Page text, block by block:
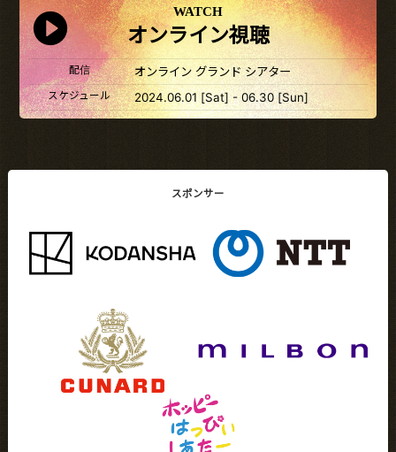
WATCH
オンライン視聴
配信 オンライン グランド シアター
スケジュール 2024.06.01 [Sat] - 06.30 [Sun]
スポンサー